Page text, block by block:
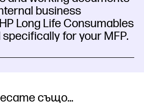
business
Long Life Consumables
for your MFP.
също...